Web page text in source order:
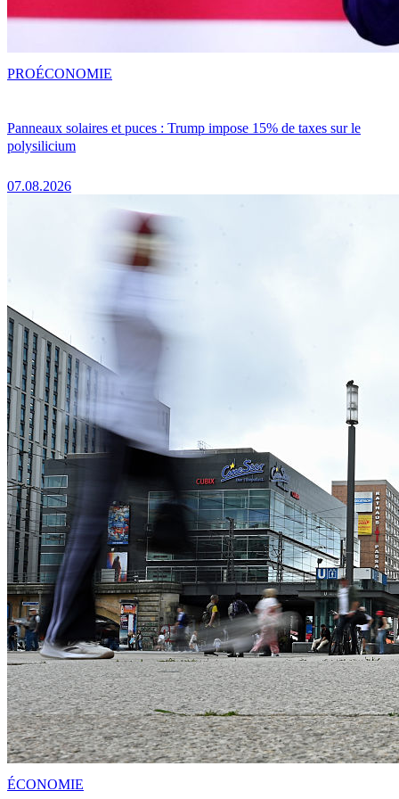
Panneaux solaires et puces : Trump impose 15% de taxes sur le
polysilicium
07.08.2026
PROÉCONOMIE
ÉCONOMIE